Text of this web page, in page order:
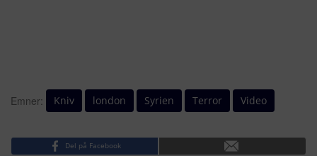
Emner: Kniv london Syrien Terror Video
Del på Facebook